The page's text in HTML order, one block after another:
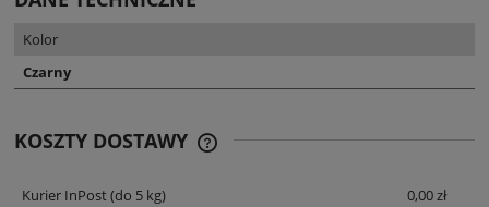
Kolor
Czarny
KOSZTY DOSTAWY
Kurier InPost(do 5 kg) 0,00 zł